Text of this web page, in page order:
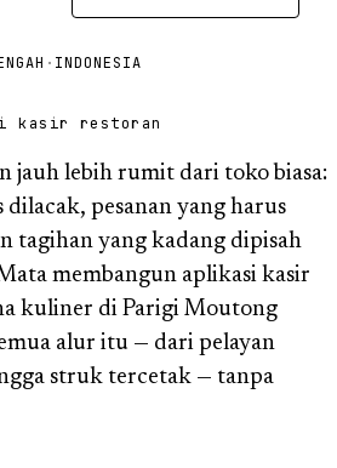
· INDONESIA
kasir restoran
jauh lebih rumit dari toko biasa:
dilacak, pesanan yang harus
tagihan yang kadang dipisah
membangun aplikasi kasir
kuliner di Parigi Moutong
alur itu — dari pelayan
struk tercetak — tanpa